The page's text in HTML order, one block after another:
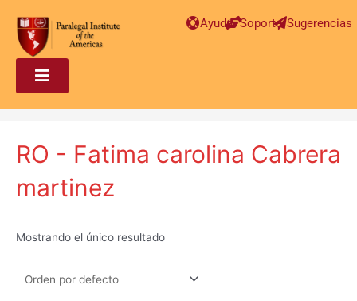
Ayuda Soporte Sugerencias
RO - Fatima carolina Cabrera
martinez
Mostrando el único resultado